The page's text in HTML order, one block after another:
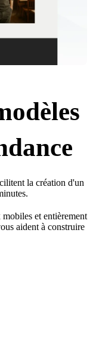
la création d'un
et entièrement
aident à construire